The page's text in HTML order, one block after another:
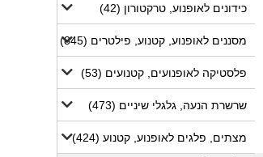
כידונים לאופנוע, טרקטורון (42)
מסננים לאופנוע, קטנוע, פילטרים (845)
פלסטיקה לאופנועים, קטנועים (53)
שרשרת הנעה, גלגלי שיניים (473)
מצתים, פלגים לאופנוע, קטנוע (424)